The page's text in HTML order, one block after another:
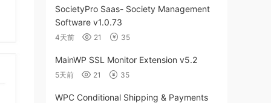
SocietyPro Saas- Society Management
Software v1.0.73
4天前 21 35
MainWP SSL Monitor Extension v5.2
5天前 21 35
WPC Conditional Shipping & Payments